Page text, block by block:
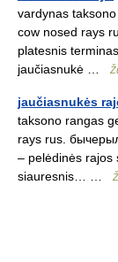
vardynas
cow nosed rays
platesnis
jaučiasnukė …
jaučiasnukės
taksono rangas
rays rus.
– pelėdinės rajos
siauresnis… …